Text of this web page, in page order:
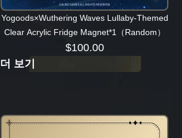
Yogoods×Wuthering Waves Lullaby-Themed
Clear Acrylic Fridge Magnet*1（Random）
$100.00
더 보기